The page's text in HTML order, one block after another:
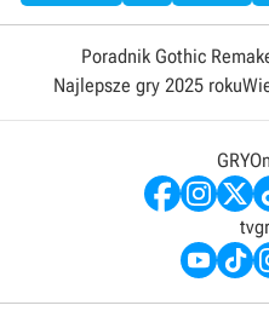
Poradnik Gothic
Najlepsze gry 2025 roku